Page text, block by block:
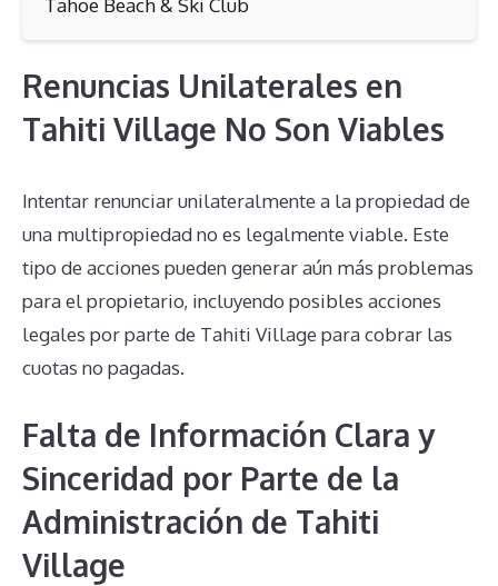
Tahoe Beach & Ski Club
Renuncias Unilaterales en
Tahiti Village No Son Viables
Intentar renunciar unilateralmente a la propiedad de
una multipropiedad no es legalmente viable. Este
tipo de acciones pueden generar aún más problemas
para el propietario, incluyendo posibles acciones
legales por parte de Tahiti Village para cobrar las
cuotas no pagadas.
Falta de Información Clara y
Sinceridad por Parte de la
Administración de Tahiti
Village